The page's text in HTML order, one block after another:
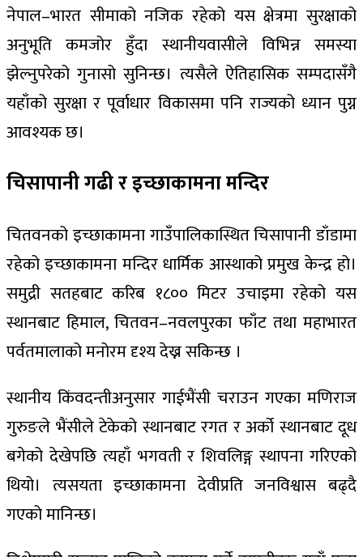
नेपाल–भारत सीमाको नजिक रहेको यस क्षेत्रमा सुरक्षाको
अनुभूति कमजोर हुँदा स्थानीयवासीले विभिन्न समस्या
झेल्नुपरेको गुनासो सुनिन्छ। त्यसैले ऐतिहासिक सम्पदासँगै
यहाँको सुरक्षा र पूर्वाधार विकासमा पनि राज्यको ध्यान पुग्न
आवश्यक छ।
चिसापानी गढी र इच्छाकामना मन्दिर
चितवनको इच्छाकामना गाउँपालिकास्थित चिसापानी डाँडामा
रहेको इच्छाकामना मन्दिर धार्मिक आस्थाको प्रमुख केन्द्र हो।
समुद्री सतहबाट करिब १८०० मिटर उचाइमा रहेको यस
स्थानबाट हिमाल, चितवन–नवलपुरका फाँट तथा महाभारत
पर्वतमालाको मनोरम दृश्य देख्न सकिन्छ ।
स्थानीय किंवदन्तीअनुसार गाईभैंसी चराउन गएका मणिराज
गुरुङले भैंसीले टेकेको स्थानबाट रगत र अर्को स्थानबाट दूध
बगेको देखेपछि त्यहाँ भगवती र शिवलिङ्ग स्थापना गरिएको
थियो। त्यसयता इच्छाकामना देवीप्रति जनविश्वास बढ्दै
गएको मानिन्छ।